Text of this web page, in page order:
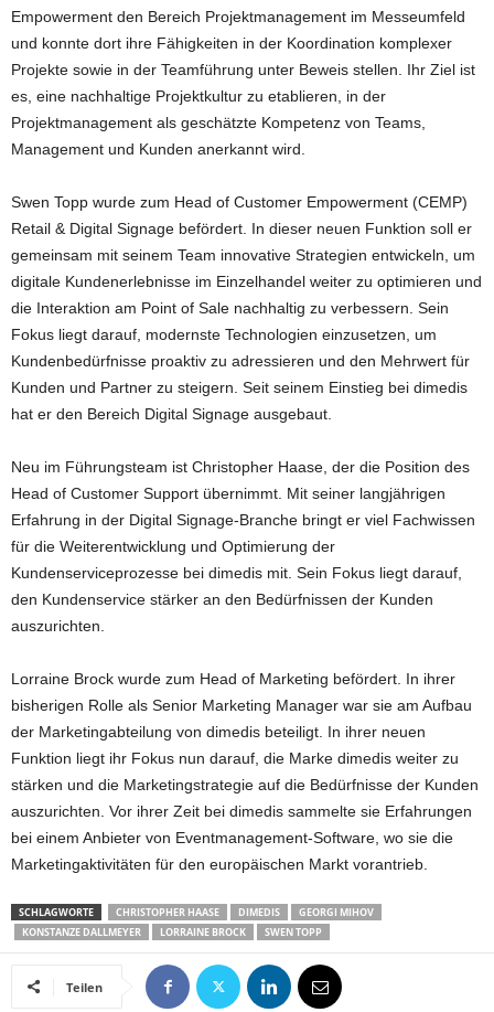
Empowerment den Bereich Projektmanagement im Messeumfeld
und konnte dort ihre Fähigkeiten in der Koordination komplexer
Projekte sowie in der Teamführung unter Beweis stellen. Ihr Ziel ist
es, eine nachhaltige Projektkultur zu etablieren, in der
Projektmanagement als geschätzte Kompetenz von Teams,
Management und Kunden anerkannt wird.
Swen Topp wurde zum Head of Customer Empowerment (CEMP)
Retail & Digital Signage befördert. In dieser neuen Funktion soll er
gemeinsam mit seinem Team innovative Strategien entwickeln, um
digitale Kundenerlebnisse im Einzelhandel weiter zu optimieren und
die Interaktion am Point of Sale nachhaltig zu verbessern. Sein
Fokus liegt darauf, modernste Technologien einzusetzen, um
Kundenbedürfnisse proaktiv zu adressieren und den Mehrwert für
Kunden und Partner zu steigern. Seit seinem Einstieg bei dimedis
hat er den Bereich Digital Signage ausgebaut.
Neu im Führungsteam ist Christopher Haase, der die Position des
Head of Customer Support übernimmt. Mit seiner langjährigen
Erfahrung in der Digital Signage-Branche bringt er viel Fachwissen
für die Weiterentwicklung und Optimierung der
Kundenserviceprozesse bei dimedis mit. Sein Fokus liegt darauf,
den Kundenservice stärker an den Bedürfnissen der Kunden
auszurichten.
Lorraine Brock wurde zum Head of Marketing befördert. In ihrer
bisherigen Rolle als Senior Marketing Manager war sie am Aufbau
der Marketingabteilung von dimedis beteiligt. In ihrer neuen
Funktion liegt ihr Fokus nun darauf, die Marke dimedis weiter zu
stärken und die Marketingstrategie auf die Bedürfnisse der Kunden
auszurichten. Vor ihrer Zeit bei dimedis sammelte sie Erfahrungen
bei einem Anbieter von Eventmanagement-Software, wo sie die
Marketingaktivitäten für den europäischen Markt vorantrieb.
SCHLAGWORTE CHRISTOPHER HAASE DIMEDIS
GEORGI MIHOV
KONSTANZE DALLMEYER
LORRAINE BROCK SWEN TOPP
Teilen